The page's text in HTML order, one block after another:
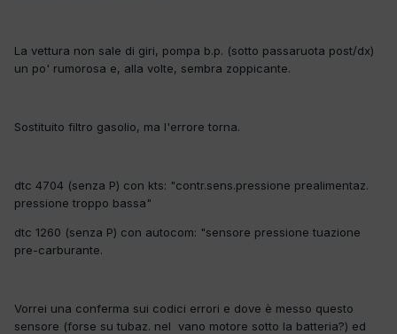
La vettura non sale di giri, pompa b.p. (sotto passaruota post/dx)
un po' rumorosa e, alla volte, sembra zoppicante.
Sostituito filtro gasolio, ma l'errore torna.
dtc 4704 (senza P) con kts: "contr.sens.pressione prealimentaz.
pressione troppo bassa"
dtc 1260 (senza P) con autocom: "sensore pressione tuazione
pre-carburante.
Vorrei una conferma sui codici errori e dove è messo questo
sensore (forse su tubaz. nel vano motore sotto la batteria?) ed